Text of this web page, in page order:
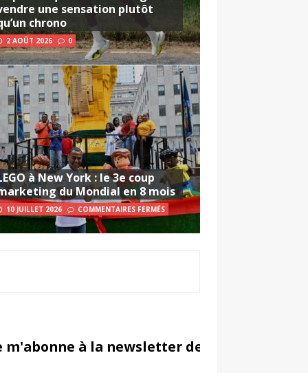
une sensation plutôt
chrono
2 AOÛT 2026 0
à New York : le 3e coup
du Mondial en 8 mois
10 JUILLET 2026 COMMENTAIRES FERMÉS
m'abonne à la newsletter de